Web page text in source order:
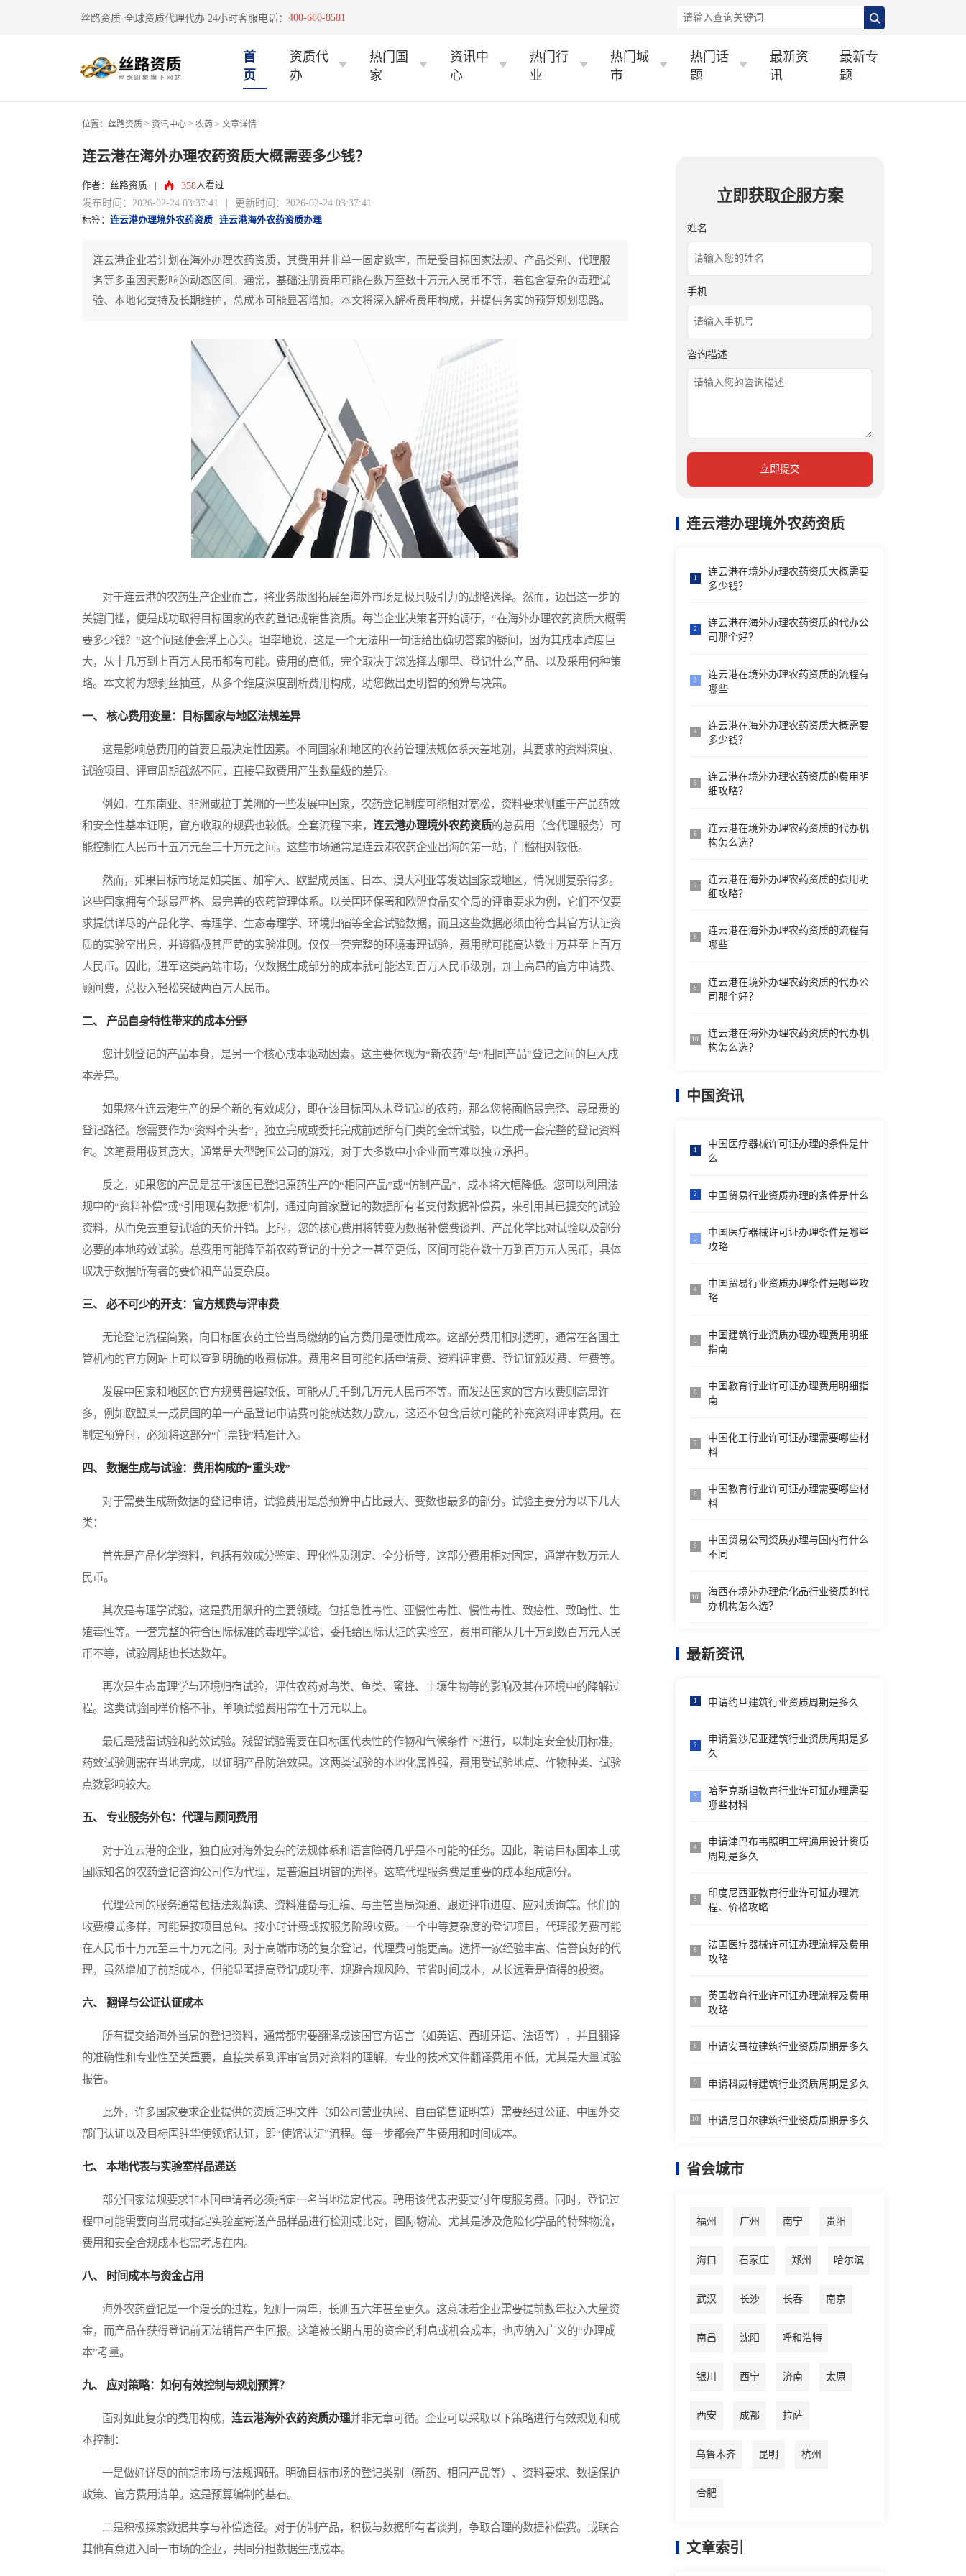
丝路资质-全球资质代理代办 24小时客服电话： 400-680-8581
首
页
资质代
办
热门国
家
资讯中
心
热门行
业
热门城
市
热门话
题
最新资
讯
最新专
题
位置： 丝路资质 > 资讯中心 > 农药 > 文章详情
连云港在海外办理农药资质大概需要多少钱？
作者：丝路资质 358人看过
发布时间：2026-02-24 03:37:41 | 更新时间：2026-02-24 03:37:41
标签： 连云港办理境外农药资质 连云港海外农药资质办理
连云港企业若计划在海外办理农药资质，其费用并非单一固定数字，而是受目标国家法规、产品类别、代理服
务等多重因素影响的动态区间。通常，基础注册费用可能在数万至数十万元人民币不等，若包含复杂的毒理试
验、本地化支持及长期维护，总成本可能显著增加。本文将深入解析费用构成，并提供务实的预算规划思路。
对于连云港的农药生产企业而言，将业务版图拓展至海外市场是极具吸引力的战略选择。然而，迈出这一步的
关键门槛，便是成功取得目标国家的农药登记或销售资质。每当企业决策者开始调研，“在海外办理农药资质大概需
要多少钱？”这个问题便会浮上心头。坦率地说，这是一个无法用一句话给出确切答案的疑问，因为其成本跨度巨
大，从十几万到上百万人民币都有可能。费用的高低，完全取决于您选择去哪里、登记什么产品、以及采用何种策
略。本文将为您剥丝抽茧，从多个维度深度剖析费用构成，助您做出更明智的预算与决策。
一、 核心费用变量：目标国家与地区法规差异
这是影响总费用的首要且最决定性因素。不同国家和地区的农药管理法规体系天差地别，其要求的资料深度、
试验项目、评审周期截然不同，直接导致费用产生数量级的差异。
例如，在东南亚、非洲或拉丁美洲的一些发展中国家，农药登记制度可能相对宽松，资料要求侧重于产品药效
和安全性基本证明，官方收取的规费也较低。全套流程下来， 连云港办理境外农药资质的总费用（含代理服务）可
能控制在人民币十五万元至三十万元之间。这些市场通常是连云港农药企业出海的第一站，门槛相对较低。
然而，如果目标市场是如美国、加拿大、欧盟成员国、日本、澳大利亚等发达国家或地区，情况则复杂得多。
这些国家拥有全球最严格、最完善的农药管理体系。以美国环保署和欧盟食品安全局的评审要求为例，它们不仅要
求提供详尽的产品化学、毒理学、生态毒理学、环境归宿等全套试验数据，而且这些数据必须由符合其官方认证资
质的实验室出具，并遵循极其严苛的实验准则。仅仅一套完整的环境毒理试验，费用就可能高达数十万甚至上百万
人民币。因此，进军这类高端市场，仅数据生成部分的成本就可能达到百万人民币级别，加上高昂的官方申请费、
顾问费，总投入轻松突破两百万人民币。
二、 产品自身特性带来的成本分野
您计划登记的产品本身，是另一个核心成本驱动因素。这主要体现为“新农药”与“相同产品”登记之间的巨大成
本差异。
如果您在连云港生产的是全新的有效成分，即在该目标国从未登记过的农药，那么您将面临最完整、最昂贵的
登记路径。您需要作为“资料牵头者”，独立完成或委托完成前述所有门类的全新试验，以生成一套完整的登记资料
包。这笔费用极其庞大，通常是大型跨国公司的游戏，对于大多数中小企业而言难以独立承担。
反之，如果您的产品是基于该国已登记原药生产的“相同产品”或“仿制产品”，成本将大幅降低。您可以利用法
规中的“资料补偿”或“引用现有数据”机制，通过向首家登记的数据所有者支付数据补偿费，来引用其已提交的试验
资料，从而免去重复试验的天价开销。此时，您的核心费用将转变为数据补偿费谈判、产品化学比对试验以及部分
必要的本地药效试验。总费用可能降至新农药登记的十分之一甚至更低，区间可能在数十万到百万元人民币，具体
取决于数据所有者的要价和产品复杂度。
三、 必不可少的开支：官方规费与评审费
无论登记流程简繁，向目标国农药主管当局缴纳的官方费用是硬性成本。这部分费用相对透明，通常在各国主
管机构的官方网站上可以查到明确的收费标准。费用名目可能包括申请费、资料评审费、登记证颁发费、年费等。
发展中国家和地区的官方规费普遍较低，可能从几千到几万元人民币不等。而发达国家的官方收费则高昂许
多，例如欧盟某一成员国的单一产品登记申请费可能就达数万欧元，这还不包含后续可能的补充资料评审费用。在
制定预算时，必须将这部分“门票钱”精准计入。
四、 数据生成与试验：费用构成的“重头戏”
对于需要生成新数据的登记申请，试验费用是总预算中占比最大、变数也最多的部分。试验主要分为以下几大
类：
首先是产品化学资料，包括有效成分鉴定、理化性质测定、全分析等，这部分费用相对固定，通常在数万元人
民币。
其次是毒理学试验，这是费用飙升的主要领域。包括急性毒性、亚慢性毒性、慢性毒性、致癌性、致畸性、生
殖毒性等。一套完整的符合国际标准的毒理学试验，委托给国际认证的实验室，费用可能从几十万到数百万元人民
币不等，试验周期也长达数年。
再次是生态毒理学与环境归宿试验，评估农药对鸟类、鱼类、蜜蜂、土壤生物等的影响及其在环境中的降解过
程。这类试验同样价格不菲，单项试验费用常在十万元以上。
最后是残留试验和药效试验。残留试验需要在目标国代表性的作物和气候条件下进行，以制定安全使用标准。
药效试验则需在当地完成，以证明产品防治效果。这两类试验的本地化属性强，费用受试验地点、作物种类、试验
点数影响较大。
五、 专业服务外包：代理与顾问费用
对于连云港的企业，独自应对海外复杂的法规体系和语言障碍几乎是不可能的任务。因此，聘请目标国本土或
国际知名的农药登记咨询公司作为代理，是普遍且明智的选择。这笔代理服务费是重要的成本组成部分。
代理公司的服务通常包括法规解读、资料准备与汇编、与主管当局沟通、跟进评审进度、应对质询等。他们的
收费模式多样，可能是按项目总包、按小时计费或按服务阶段收费。一个中等复杂度的登记项目，代理服务费可能
在人民币十万元至三十万元之间。对于高端市场的复杂登记，代理费可能更高。选择一家经验丰富、信誉良好的代
理，虽然增加了前期成本，但能显著提高登记成功率、规避合规风险、节省时间成本，从长远看是值得的投资。
六、 翻译与公证认证成本
所有提交给海外当局的登记资料，通常都需要翻译成该国官方语言（如英语、西班牙语、法语等），并且翻译
的准确性和专业性至关重要，直接关系到评审官员对资料的理解。专业的技术文件翻译费用不低，尤其是大量试验
报告。
此外，许多国家要求企业提供的资质证明文件（如公司营业执照、自由销售证明等）需要经过公证、中国外交
部门认证以及目标国驻华使领馆认证，即“使馆认证”流程。每一步都会产生费用和时间成本。
七、 本地代表与实验室样品递送
部分国家法规要求非本国申请者必须指定一名当地法定代表。聘用该代表需要支付年度服务费。同时，登记过
程中可能需要向当局或指定实验室寄送产品样品进行检测或比对，国际物流、尤其是涉及危险化学品的特殊物流，
费用和安全合规成本也需考虑在内。
八、 时间成本与资金占用
海外农药登记是一个漫长的过程，短则一两年，长则五六年甚至更久。这意味着企业需要提前数年投入大量资
金，而产品在获得登记前无法销售产生回报。这笔被长期占用的资金的利息或机会成本，也应纳入广义的“办理成
本”考量。
九、 应对策略：如何有效控制与规划预算？
面对如此复杂的费用构成， 连云港海外农药资质办理并非无章可循。企业可以采取以下策略进行有效规划和成
本控制：
一是做好详尽的前期市场与法规调研。明确目标市场的登记类别（新药、相同产品等）、资料要求、数据保护
政策、官方费用清单。这是预算编制的基石。
二是积极探索数据共享与补偿途径。对于仿制产品，积极与数据所有者谈判，争取合理的数据补偿费。或联合
其他有意进入同一市场的企业，共同分担数据生成成本。
立即获取企服方案
姓名
手机
咨询描述
立即提交
连云港办理境外农药资质
1
连云港在境外办理农药资质大概需要
多少钱？
2
连云港在海外办理农药资质的代办公
司那个好？
3
连云港在境外办理农药资质的流程有
哪些
4
连云港在海外办理农药资质大概需要
多少钱？
5
连云港在境外办理农药资质的费用明
细攻略？
6
连云港在境外办理农药资质的代办机
构怎么选？
7
连云港在海外办理农药资质的费用明
细攻略？
8
连云港在海外办理农药资质的流程有
哪些
9
连云港在境外办理农药资质的代办公
司那个好？
10
连云港在海外办理农药资质的代办机
构怎么选？
中国资讯
1
中国医疗器械许可证办理的条件是什
么
2 中国贸易行业资质办理的条件是什么
3
中国医疗器械许可证办理条件是哪些
攻略
4
中国贸易行业资质办理条件是哪些攻
略
5
中国建筑行业资质办理办理费用明细
指南
6
中国教育行业许可证办理费用明细指
南
7
中国化工行业许可证办理需要哪些材
料
8
中国教育行业许可证办理需要哪些材
料
9
中国贸易公司资质办理与国内有什么
不同
10
海西在境外办理危化品行业资质的代
办机构怎么选？
最新资讯
1 申请约旦建筑行业资质周期是多久
2
申请爱沙尼亚建筑行业资质周期是多
久
3
哈萨克斯坦教育行业许可证办理需要
哪些材料
4
申请津巴布韦照明工程通用设计资质
周期是多久
5
印度尼西亚教育行业许可证办理流
程、价格攻略
6
法国医疗器械许可证办理流程及费用
攻略
7
英国教育行业许可证办理流程及费用
攻略
8 申请安哥拉建筑行业资质周期是多久
9 申请科威特建筑行业资质周期是多久
10 申请尼日尔建筑行业资质周期是多久
省会城市
福州 广州 南宁 贵阳
海口 石家庄 郑州 哈尔滨
武汉 长沙 长春 南京
南昌 沈阳 呼和浩特
银川 西宁 济南 太原
西安 成都 拉萨
乌鲁木齐 昆明 杭州
合肥
文章索引